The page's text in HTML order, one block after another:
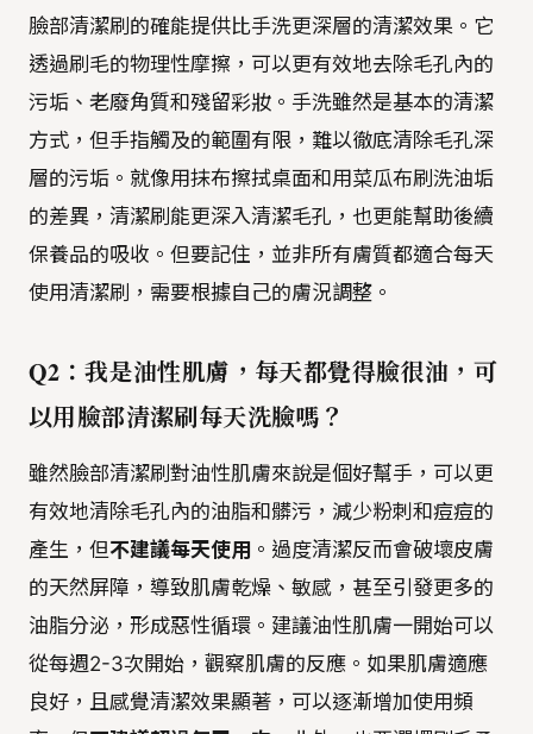
臉部清潔刷的確能提供比手洗更深層的清潔效果。它
透過刷毛的物理性摩擦，可以更有效地去除毛孔內的
污垢、老廢角質和殘留彩妝。手洗雖然是基本的清潔
方式，但手指觸及的範圍有限，難以徹底清除毛孔深
層的污垢。就像用抹布擦拭桌面和用菜瓜布刷洗油垢
的差異，清潔刷能更深入清潔毛孔，也更能幫助後續
保養品的吸收。但要記住，並非所有膚質都適合每天
使用清潔刷，需要根據自己的膚況調整。
Q2：我是油性肌膚，每天都覺得臉很油，可
以用臉部清潔刷每天洗臉嗎？
雖然臉部清潔刷對油性肌膚來說是個好幫手，可以更
有效地清除毛孔內的油脂和髒污，減少粉刺和痘痘的
產生，但不建議每天使用 。過度清潔反而會破壞皮膚
的天然屏障，導致肌膚乾燥、敏感，甚至引發更多的
油脂分泌，形成惡性循環。建議油性肌膚一開始可以
從每週2-3次開始，觀察肌膚的反應。如果肌膚適應
良好，且感覺清潔效果顯著，可以逐漸增加使用頻